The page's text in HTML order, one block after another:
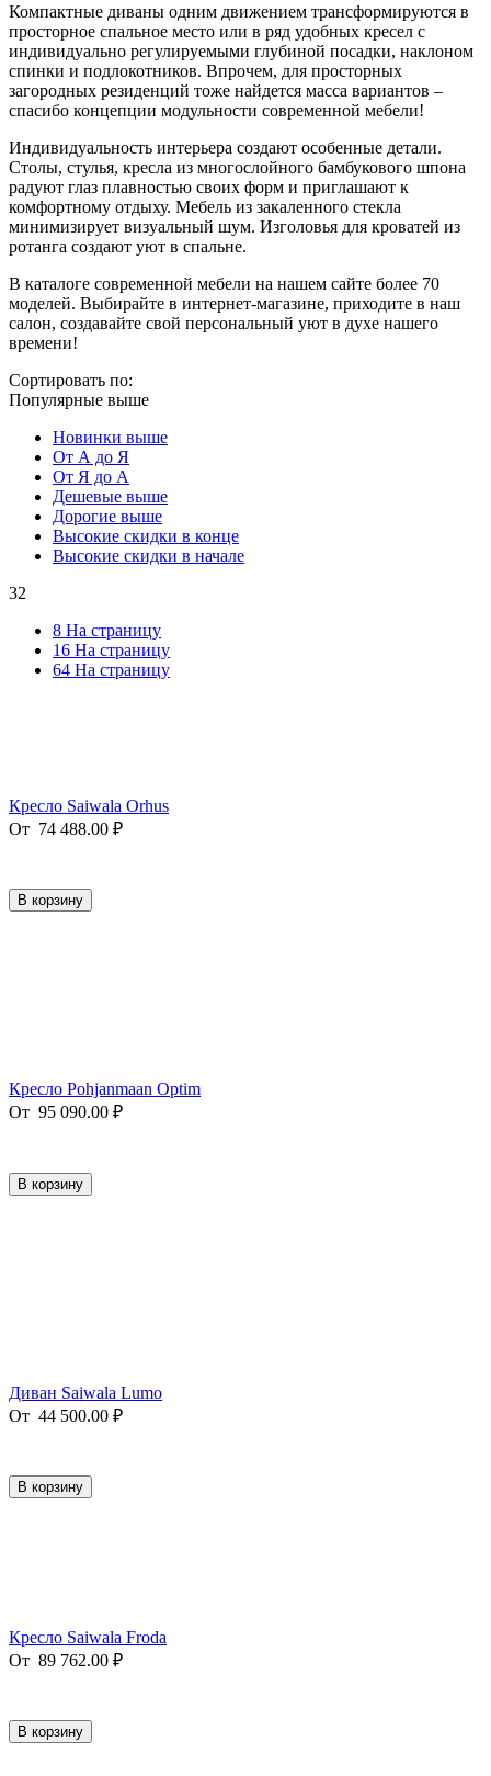
Компактные диваны одним движением трансформируются в
просторное спальное место или в ряд удобных кресел c
индивидуально регулируемыми глубиной посадки, наклоном
спинки и подлокотников. Впрочем, для просторных
загородных резиденций тоже найдется масса вариантов –
спасибо концепции модульности современной мебели!
Индивидуальность интерьера создают особенные детали.
Столы, стулья, кресла из многослойного бамбукового шпона
радуют глаз плавностью своих форм и приглашают к
комфортному отдыху. Мебель из закаленного стекла
минимизирует визуальный шум. Изголовья для кроватей из
ротанга создают уют в спальне.
В каталоге современной мебели на нашем сайте более 70
моделей. Выбирайте в интернет-магазине, приходите в наш
салон, создавайте свой персональный уют в духе нашего
времени!
Сортировать по:
Популярные выше
Новинки выше
От А до Я
От Я до А
Дешевые выше
Дорогие выше
Высокие скидки в конце
Высокие скидки в начале
32
8 На страницу
16 На страницу
64 На страницу
Кресло Saiwala Orhus
От 74 488.00 ₽
В корзину
Кресло Pohjanmaan Optim
От 95 090.00 ₽
В корзину
Диван Saiwala Lumo
От 44 500.00 ₽
В корзину
Кресло Saiwala Froda
От 89 762.00 ₽
В корзину